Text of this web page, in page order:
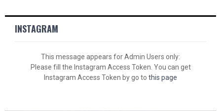
INSTAGRAM
This message appears for Admin Users only:
Please fill the Instagram Access Token. You can get
Instagram Access Token by go to this page